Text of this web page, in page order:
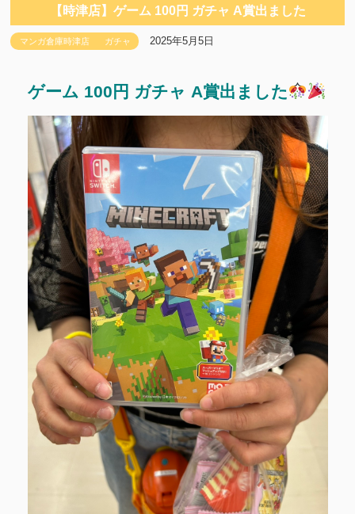
【時津店】ゲーム 100円 ガチャ A賞出ました
マンガ倉庫時津店 ガチャ 2025年5月5日
ゲーム 100円 ガチャ A賞出ました